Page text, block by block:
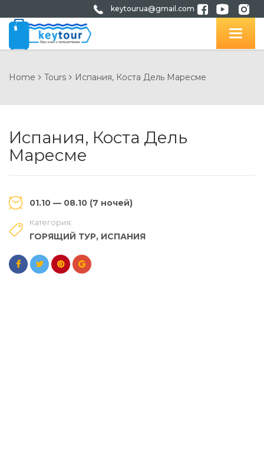
keytourua@gmail.com
Home Tours Испания, Коста Дель Маресме
Испания, Коста Дель
Маресме
01.10 — 08.10 (7 ночей)
Категория:
ГОРЯЩИЙ ТУР, ИСПАНИЯ